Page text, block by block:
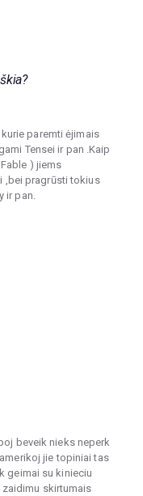
paremti ėjimais
Tensei ir pan .Kaip
) jiems
,bei pragrūsti tokius
ir pan.
beveik nieks neperk
jie topiniai tas
geimai su kinieciu
skirtumais